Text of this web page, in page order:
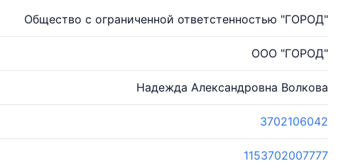
Общество с ограниченной ответстенностью "ГОРОД"
ООО "ГОРОД"
Надежда Александровна Волкова
3702106042
1153702007777